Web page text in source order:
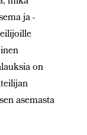
ja -
on
asemasta